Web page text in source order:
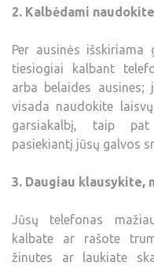
2. Kalbėdami
Per ausinės
tiesiogiai kalbant
arba belaides
visada naudokite
garsiakalbį, taip
pasiekiantį jūsų galvos
3. Daugiau klausykite,
Jūsų telefonas
kalbate ar rašote
žinutes ar laukiate